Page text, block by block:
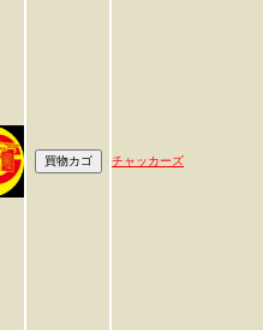
チャッカーズ